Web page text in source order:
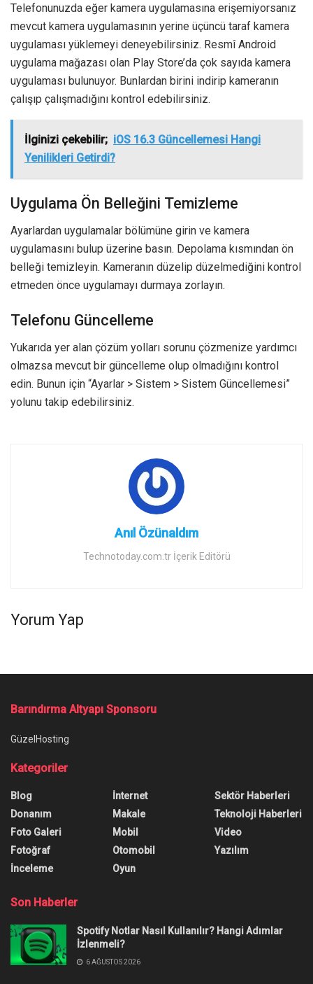
Telefonunuzda eğer kamera uygulamasına erişemiyorsanız
mevcut kamera uygulamasının yerine üçüncü taraf kamera
uygulaması yüklemeyi deneyebilirsiniz. Resmî Android
uygulama mağazası olan Play Store’da çok sayıda kamera
uygulaması bulunuyor. Bunlardan birini indirip kameranın
çalışıp çalışmadığını kontrol edebilirsiniz.
İlginizi çekebilir; iOS 16.3 Güncellemesi Hangi
Yenilikleri Getirdi?
Uygulama Ön Belleğini Temizleme
Ayarlardan uygulamalar bölümüne girin ve kamera
uygulamasını bulup üzerine basın. Depolama kısmından ön
belleği temizleyin. Kameranın düzelip düzelmediğini kontrol
etmeden önce uygulamayı durmaya zorlayın.
Telefonu Güncelleme
Yukarıda yer alan çözüm yolları sorunu çözmenize yardımcı
olmazsa mevcut bir güncelleme olup olmadığını kontrol
edin. Bunun için “Ayarlar > Sistem > Sistem Güncellemesi”
yolunu takip edebilirsiniz.
Anıl Özünaldım
Technotoday.com.tr İçerik Editörü
Yorum Yap
Barındırma Altyapı Sponsoru
GüzelHosting
Kategoriler
Blog
Donanım
Foto Galeri
Fotoğraf
İnceleme
İnternet
Makale
Mobil
Otomobil
Oyun
Sektör Haberleri
Teknoloji Haberleri
Video
Yazılım
Son Haberler
Spotify Notlar Nasıl Kullanılır? Hangi Adımlar
İzlenmeli?
6 AĞUSTOS 2026